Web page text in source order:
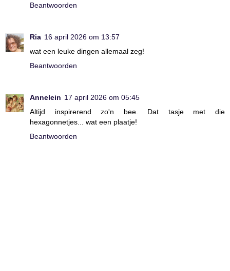
Beantwoorden
Ria 16 april 2026 om 13:57
wat een leuke dingen allemaal zeg!
Beantwoorden
Annelein 17 april 2026 om 05:45
Altijd inspirerend zo'n bee. Dat tasje met die
hexagonnetjes... wat een plaatje!
Beantwoorden